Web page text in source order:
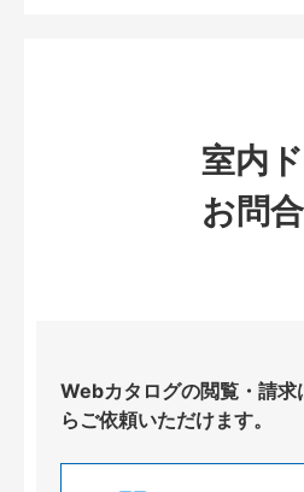
室内
お問
Webカタログの閲覧・請求
らご依頼いただけます。